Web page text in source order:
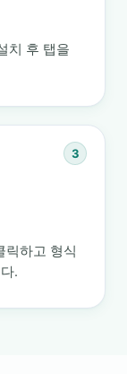
치 후 탭을
3
릭하고 형식
.